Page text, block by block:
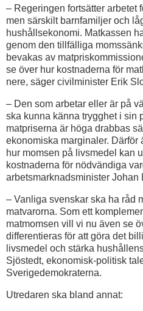
– Regeringen fortsätter arbetet
men särskilt barnfamiljer och
hushållsekonomi. Matkassen
genom den tillfälliga
bevakas av
se över hur kostnaderna för
nere, säger civilminister Erik
– Den som arbetar eller är på
ska kunna känna trygghet i sin
matpriserna är höga drabbas
ekonomiska marginaler. Därför
hur momsen på livsmedel kan
kostnaderna för nödvändiga
arbetsmarknadsminister Johan
– Vanliga svenskar ska ha råd
matvarorna. Som ett
matmomsen vill vi nu även se
differentieras för att göra det
livsmedel och stärka
Sjöstedt, ekonomisk-politisk
Sverigedemokraterna.
Utredaren ska bland annat: